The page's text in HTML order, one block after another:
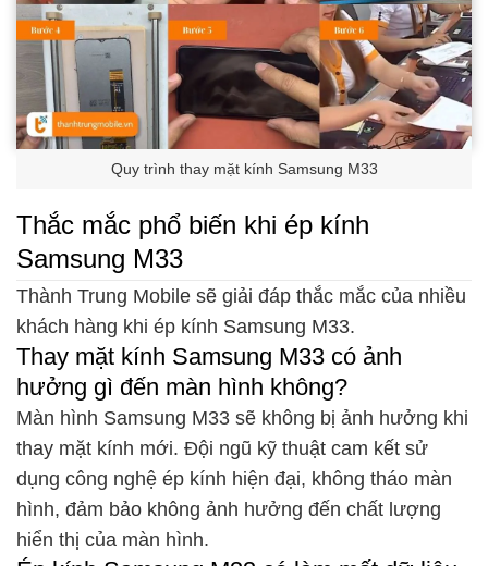
Quy trình thay mặt kính Samsung M33
Thắc mắc phổ biến khi ép kính
Samsung M33
Thành Trung Mobile sẽ giải đáp thắc mắc của nhiều
khách hàng khi ép kính Samsung M33.
Thay mặt kính Samsung M33 có ảnh
hưởng gì đến màn hình không?
Màn hình Samsung M33 sẽ không bị ảnh hưởng khi
thay mặt kính mới. Đội ngũ kỹ thuật cam kết sử
dụng công nghệ ép kính hiện đại, không tháo màn
hình, đảm bảo không ảnh hưởng đến chất lượng
hiển thị của màn hình.